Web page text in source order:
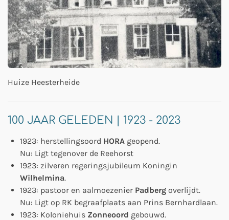
Huize Heesterheide
100 JAAR GELEDEN | 1923 - 2023
1923: herstellingsoord HORA geopend.
Nu: Ligt tegenover de Reehorst
1923: zilveren regeringsjubileum Koningin
Wilhelmina.
1923: pastoor en aalmoezenier Padberg overlijdt.
Nu: Ligt op RK begraafplaats aan Prins Bernhardlaan.
1923: Koloniehuis Zonneoord gebouwd.